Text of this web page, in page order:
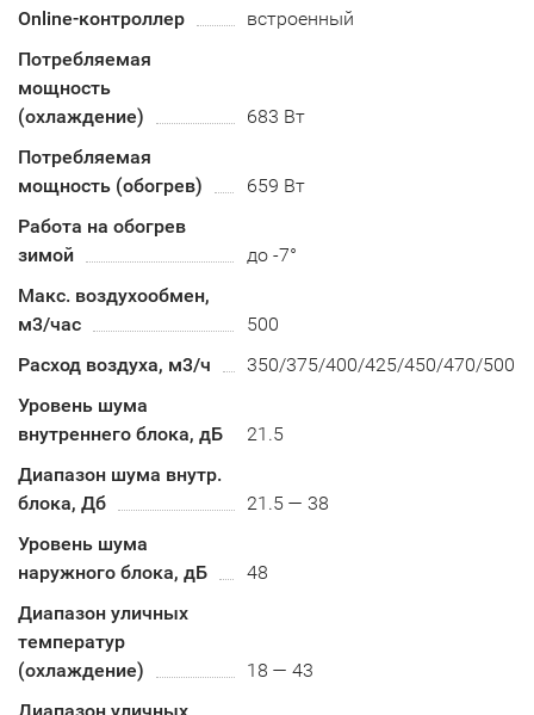
Online-контроллер
встроенный
Потребляемая
мощность
(охлаждение)
683 Вт
Потребляемая
мощность (обогрев)
659 Вт
Работа на обогрев
зимой
до -7°
Макс. воздухообмен,
м3/час
500
Расход воздуха, м3/ч
350/375/400/425/450/470/500
Уровень шума
внутреннего блока, дБ
21.5
Диапазон шума внутр.
блока, Дб
21.5 — 38
Уровень шума
наружного блока, дБ
48
Диапазон уличных
температур
(охлаждение)
18 — 43